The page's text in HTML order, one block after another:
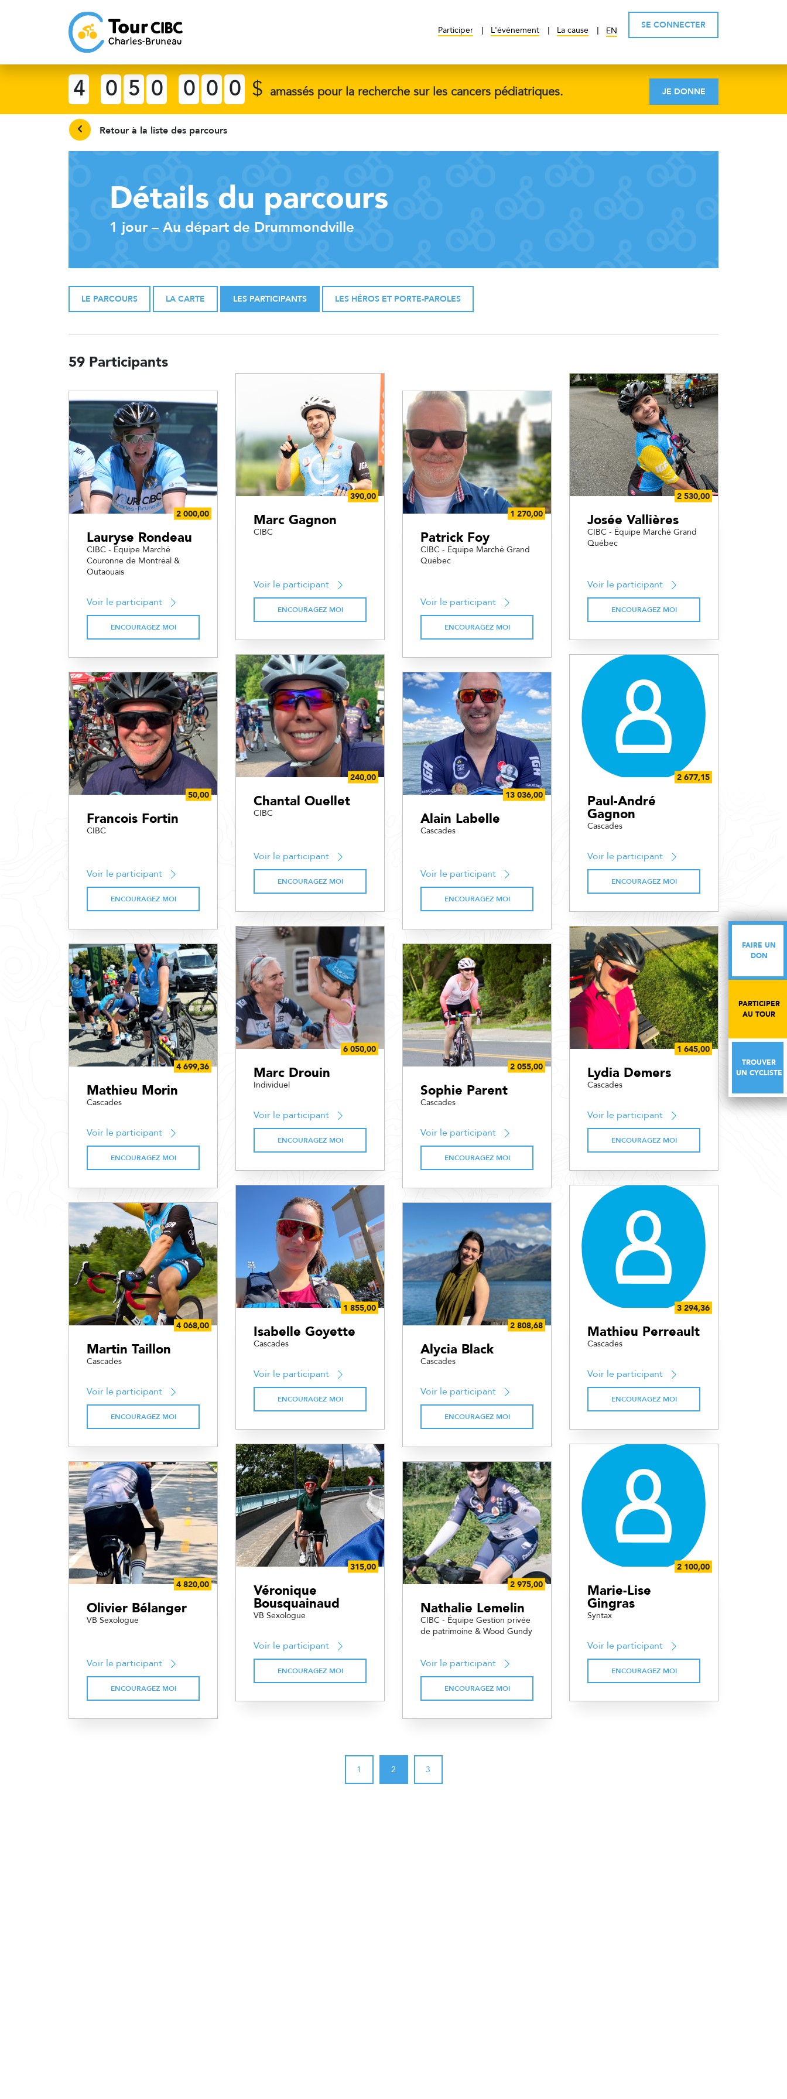
Participer L'événement La cause EN
SE CONNECTER
FAIRE UN
DON
PARTICIPER
AU TOUR
TROUVER
UN CYCLISTE
4 0 5 0 0 0 0 $ amassés pour la recherche sur les cancers pédiatriques. JE DONNE
Retour à la liste des parcours
Détails du parcours
1 jour – Au départ de Drummondville
LE PARCOURS LA CARTE LES PARTICIPANTS LES HÉROS ET PORTE-PAROLES
59 Participants
Lauryse Rondeau
CIBC - Équipe Marché
Couronne de Montréal &
Outaouais
Voir le participant
ENCOURAGEZ MOI
Marc Gagnon
CIBC
Voir le participant
ENCOURAGEZ MOI
Patrick Foy
CIBC - Équipe Marché Grand
Québec
Voir le participant
ENCOURAGEZ MOI
Josée Vallières
CIBC - Équipe Marché Grand
Québec
Voir le participant
ENCOURAGEZ MOI
Francois Fortin
CIBC
Voir le participant
ENCOURAGEZ MOI
Chantal Ouellet
CIBC
Voir le participant
ENCOURAGEZ MOI
Alain Labelle
Cascades
Voir le participant
ENCOURAGEZ MOI
Paul-André
Gagnon
Cascades
Voir le participant
ENCOURAGEZ MOI
Mathieu Morin
Cascades
Voir le participant
ENCOURAGEZ MOI
Marc Drouin
Individuel
Voir le participant
ENCOURAGEZ MOI
Sophie Parent
Cascades
Voir le participant
ENCOURAGEZ MOI
Lydia Demers
Cascades
Voir le participant
ENCOURAGEZ MOI
Martin Taillon
Cascades
Voir le participant
ENCOURAGEZ MOI
Isabelle Goyette
Cascades
Voir le participant
ENCOURAGEZ MOI
Alycia Black
Cascades
Voir le participant
ENCOURAGEZ MOI
Mathieu Perreault
Cascades
Voir le participant
ENCOURAGEZ MOI
Olivier Bélanger
VB Sexologue
Voir le participant
ENCOURAGEZ MOI
Véronique
Bousquainaud
VB Sexologue
Voir le participant
ENCOURAGEZ MOI
Nathalie Lemelin
CIBC - Équipe Gestion privée
de patrimoine & Wood Gundy
Voir le participant
ENCOURAGEZ MOI
Marie-Lise
Gingras
Syntax
Voir le participant
ENCOURAGEZ MOI
1 2 3
FAIRE UN
DON
PARTICIPER
AU TOUR
TROUVER
UN CYCLISTE